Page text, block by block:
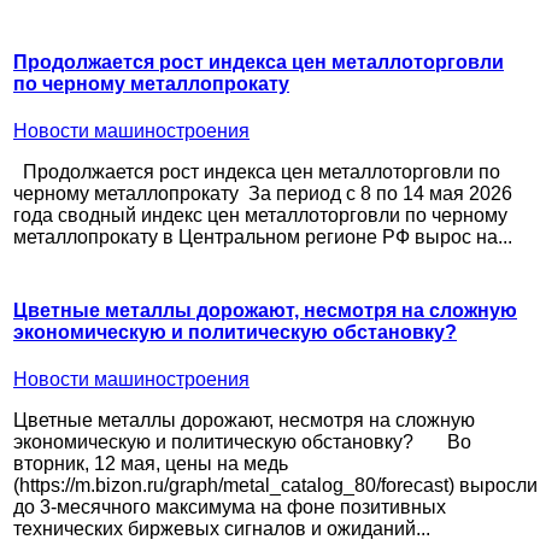
Продолжается рост индекса цен металлоторговли
по черному металлопрокату
Новости машиностроения
Продолжается рост индекса цен металлоторговли по
черному металлопрокату За период с 8 по 14 мая 2026
года сводный индекс цен металлоторговли по черному
металлопрокату в Центральном регионе РФ вырос на...
Цветные металлы дорожают, несмотря на сложную
экономическую и политическую обстановку?
Новости машиностроения
Цветные металлы дорожают, несмотря на сложную
экономическую и политическую обстановку? Во
вторник, 12 мая, цены на медь
(https://m.bizon.ru/graph/metal_catalog_80/forecast) выросли
до 3-месячного максимума на фоне позитивных
технических биржевых сигналов и ожиданий...